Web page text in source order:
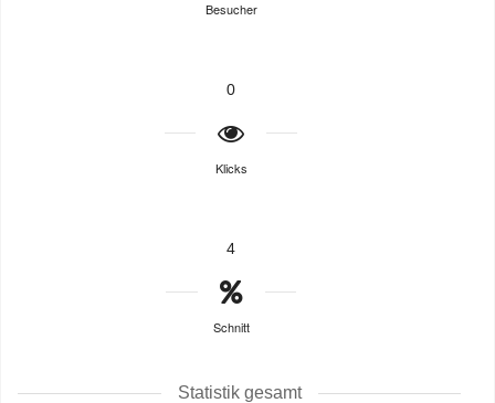
Besucher
0
Klicks
4
Schnitt
Statistik gesamt